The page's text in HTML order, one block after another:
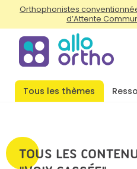
Orthophonistes
d’Attente
Tous les thèmes
TOUS LES